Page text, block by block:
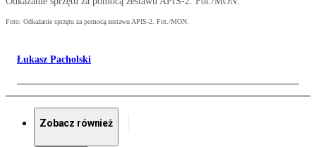
Foto: Odkażanie sprzętu za pomocą zestawu APIS-2. Fot./MON.
Łukasz Pacholski
Zobacz również